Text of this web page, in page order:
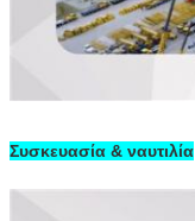
Συσκευασία & ναυτιλία